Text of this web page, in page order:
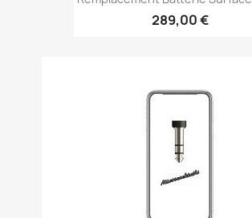
289,00 €